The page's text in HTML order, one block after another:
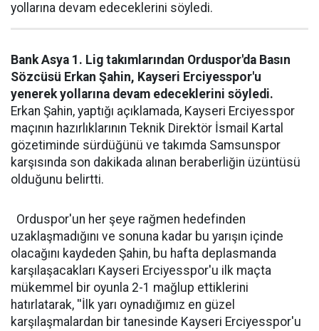
yollarına devam edeceklerini söyledi.
Bank Asya 1. Lig takımlarından Orduspor'da Basın
Sözcüsü Erkan Şahin, Kayseri Erciyesspor'u
yenerek yollarına devam edeceklerini söyledi.
Erkan Şahin, yaptığı açıklamada, Kayseri Erciyesspor
maçının hazırlıklarının Teknik Direktör İsmail Kartal
gözetiminde sürdüğünü ve takımda Samsunspor
karşısında son dakikada alınan beraberliğin üzüntüsü
olduğunu belirtti.
Orduspor'un her şeye rağmen hedefinden
uzaklaşmadığını ve sonuna kadar bu yarışın içinde
olacağını kaydeden Şahin, bu hafta deplasmanda
karşılaşacakları Kayseri Erciyesspor'u ilk maçta
mükemmel bir oyunla 2-1 mağlup ettiklerini
hatırlatarak, ''İlk yarı oynadığımız en güzel
karşılaşmalardan bir tanesinde Kayseri Erciyesspor'u